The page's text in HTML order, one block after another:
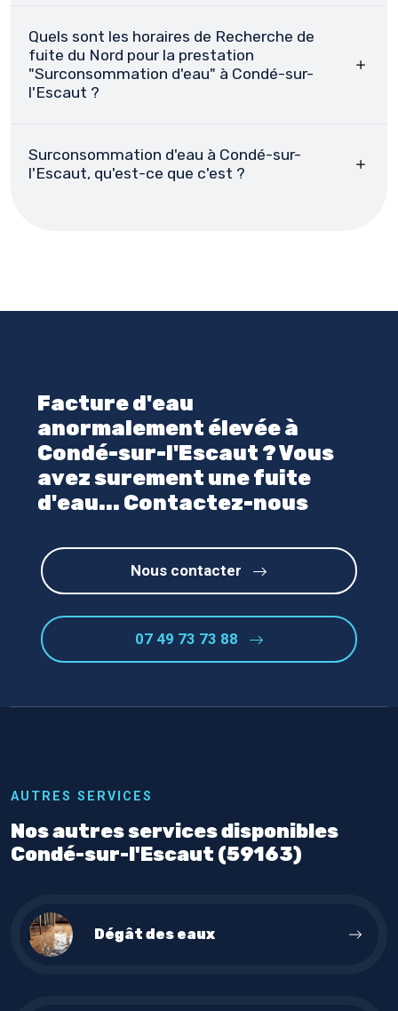
Quels sont les horaires de Recherche de
fuite du Nord pour la prestation
"Surconsommation d'eau" à Condé-sur-
l'Escaut ?
Surconsommation d'eau à Condé-sur-
l'Escaut, qu'est-ce que c'est ?
Facture d'eau
anormalement élevée à
Condé-sur-l'Escaut ? Vous
avez surement une fuite
d'eau... Contactez-nous
Nous contacter
07 49 73 73 88
AUTRES SERVICES
Nos autres services disponibles
Condé-sur-l'Escaut (59163)
Dégât des eaux